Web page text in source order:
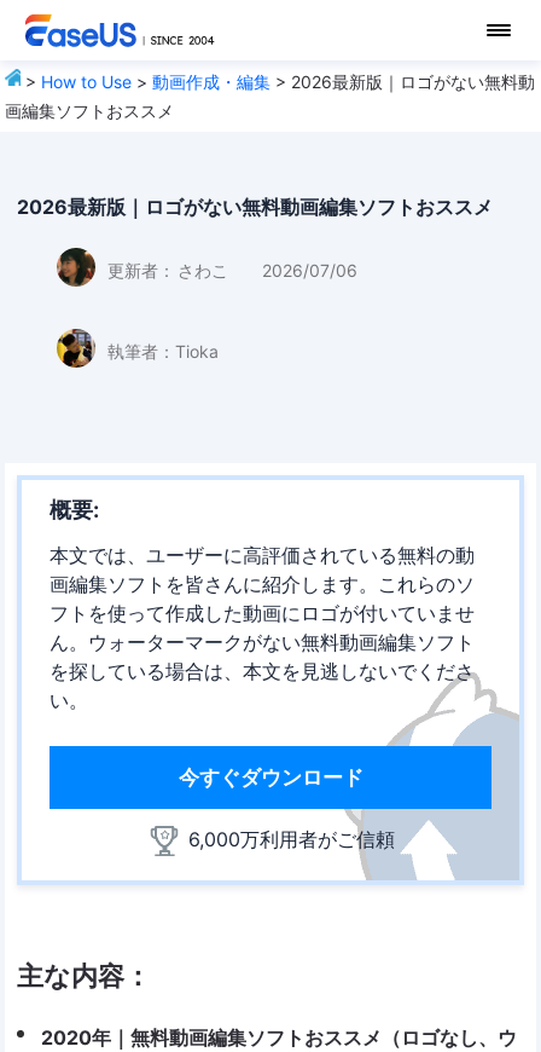
> How to Use >動画作成・編集 > 2026最新版｜ロゴがない無料動
画編集ソフトおススメ
2026最新版｜ロゴがない無料動画編集ソフトおススメ
更新者： さわこ 2026/07/06
執筆者： Tioka
概要:
本文では、ユーザーに高評価されている無料の動
画編集ソフトを皆さんに紹介します。これらのソ
フトを使って作成した動画にロゴが付いていませ
ん。ウォーターマークがない無料動画編集ソフト
を探している場合は、本文を見逃しないでくださ
い。
今すぐダウンロード
6,000万利用者がご信頼
主な内容：
2020年｜無料動画編集ソフトおススメ（ロゴなし、ウ